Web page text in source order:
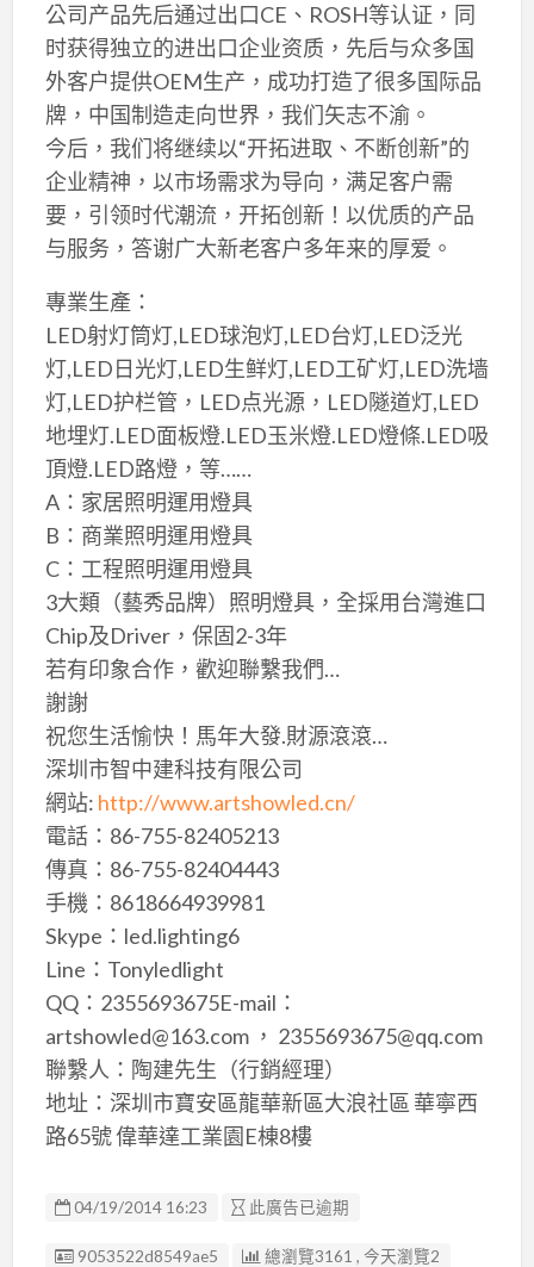
公司产品先后通过出口CE、ROSH等认证，同
时获得独立的进出口企业资质，先后与众多国
外客户提供OEM生产，成功打造了很多国际品
牌，中国制造走向世界，我们矢志不渝。
今后，我们将继续以“开拓进取、不断创新”的
企业精神，以市场需求为导向，满足客户需
要，引领时代潮流，开拓创新！以优质的产品
与服务，答谢广大新老客户多年来的厚爱。
專業生產：
LED射灯筒灯,LED球泡灯,LED台灯,LED泛光
灯,LED日光灯,LED生鲜灯,LED工矿灯,LED洗墙
灯,LED护栏管，LED点光源，LED隧道灯,LED
地埋灯.LED面板燈.LED玉米燈.LED燈條.LED吸
頂燈.LED路燈，等……
A：家居照明運用燈具
B：商業照明運用燈具
C：工程照明運用燈具
3大類（藝秀品牌）照明燈具，全採用台灣進口
Chip及Driver，保固2-3年
若有印象合作，歡迎聯繫我們…
謝謝
祝您生活愉快！馬年大發.財源滾滾…
深圳市智中建科技有限公司
網站: http://www.artshowled.cn/
電話：86-755-82405213
傳真：86-755-82404443
手機：8618664939981
Skype：led.lighting6
Line：Tonyledlight
QQ：2355693675E-mail：
artshowled@163.com ， 2355693675@qq.com
聯繫人：陶建先生（行銷經理）
地址：深圳市寶安區龍華新區大浪社區 華寧西
路65號 偉華達工業園E棟8樓
04/19/2014 16:23 此廣告已逾期
廣告编號
9053522d8549ae5 總瀏覽3161 , 今天瀏覽2